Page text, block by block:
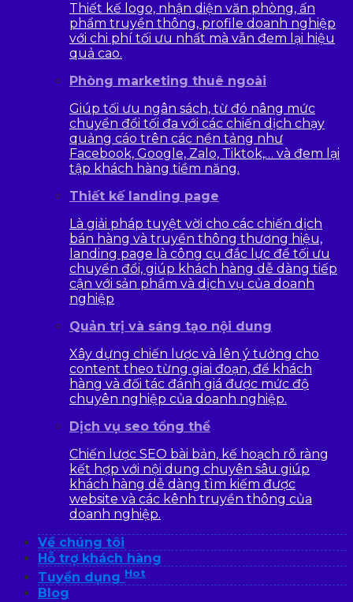
Thiết kế logo, nhận diện văn phòng, ấn
phẩm truyền thông, profile doanh nghiệp
với chi phí tối ưu nhất mà vẫn đem lại hiệu
quả cao.
Phòng marketing thuê ngoài
Giúp tối ưu ngân sách, từ đó nâng mức
chuyển đổi tối đa với các chiến dịch chạy
quảng cáo trên các nền tảng như
Facebook, Google, Zalo, Tiktok,… và đem lại
tập khách hàng tiềm năng.
Thiết kế landing page
Là giải pháp tuyệt vời cho các chiến dịch
bán hàng và truyền thông thương hiệu,
landing page là công cụ đắc lực để tối ưu
chuyển đổi, giúp khách hàng dễ dàng tiếp
cận với sản phẩm và dịch vụ của doanh
nghiệp
Quản trị và sáng tạo nội dung
Xây dựng chiến lược và lên ý tưởng cho
content theo từng giai đoạn, để khách
hàng và đối tác đánh giá được mức độ
chuyên nghiệp của doanh nghiệp.
Dịch vụ seo tổng thể
Chiến lược SEO bài bản, kế hoạch rõ ràng
kết hợp với nội dung chuyên sâu giúp
khách hàng dễ dàng tìm kiếm được
website và các kênh truyền thông của
doanh nghiệp.
Về chúng tôi
Hỗ trợ khách hàng
Tuyển dụng Hot
Blog